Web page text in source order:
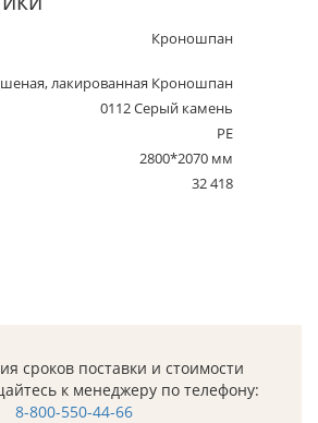
Кроношпан
лакированная Кроношпан
0112 Серый камень
PE
2800*2070 мм
32 418
сроков поставки и стоимости
к менеджеру по телефону:
8-800-550-44-66